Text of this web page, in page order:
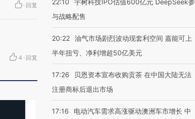
· 回复
4 · 回复
22:10
宇树科技IPO估值600亿元 DeepSeek参
与战略配售
20:22 油气市场剧烈波动现套利空间 嘉能可上
半年扭亏、净利增超50亿美元
17:26
贝恩资本宣布收购贡茶 在中国大陆无法
注册商标后退出市场
17:16
电动汽车需求高涨驱动澳洲车市增长 中